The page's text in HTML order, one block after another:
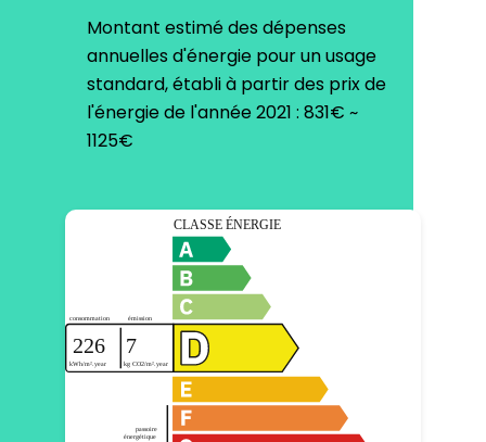
Montant estimé des dépenses
annuelles d'énergie pour un usage
standard, établi à partir des prix de
l'énergie de l'année 2021 : 831€ ~
1125€